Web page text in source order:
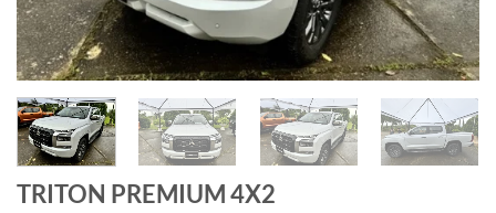
TRITON PREMIUM 4X2